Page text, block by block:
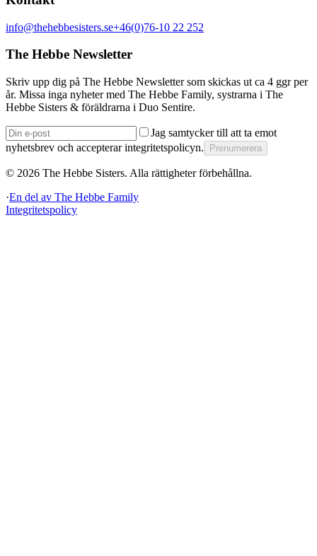
info@thehebbesisters.se+46(0)76-10 22 252
The Hebbe Newsletter
Skriv upp dig på The Hebbe Newsletter som skickas ut ca 4 ggr per
år. Missa inga nyheter med The Hebbe Family, systrarna i The
Hebbe Sisters & föräldrarna i Duo Sentire.
Jag samtycker till att ta emot
nyhetsbrev och accepterar integritetspolicyn.
Prenumerera
© 2026 The Hebbe Sisters. Alla rättigheter förbehållna.
·En del av The Hebbe Family
Integritetspolicy